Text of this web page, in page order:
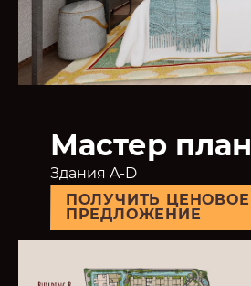
Мастер план
Здания A-D
ПОЛУЧИТЬ ЦЕНОВОЕ
ПРЕДЛОЖЕНИЕ